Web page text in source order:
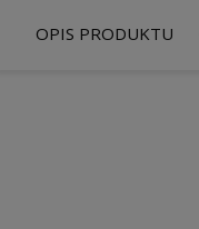
OPIS PRODUKTU